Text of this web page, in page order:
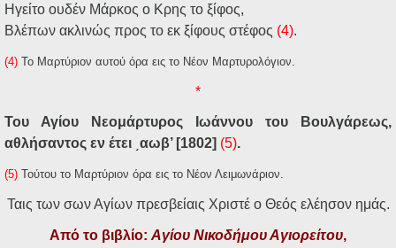
Ηγείτο ουδέν Μάρκος ο Κρης το ξίφος,
Βλέπων ακλινώς προς το εκ ξίφους στέφος (4).
(4) Το Μαρτύριον αυτού όρα εις το Νέον Μαρτυρολόγιον.
*
Του Αγίου Νεομάρτυρος Ιωάννου του Βουλγάρεως,
αθλήσαντος εν έτει ͵αωβ’ [1802] (5).
(5) Τούτου το Μαρτύριον όρα εις το Νέον Λειμωνάριον.
Ταις των σων Αγίων πρεσβείαις Χριστέ ο Θεός ελέησον ημάς.
Από το βιβλίο: Αγίου Νικοδήμου Αγιορείτου,